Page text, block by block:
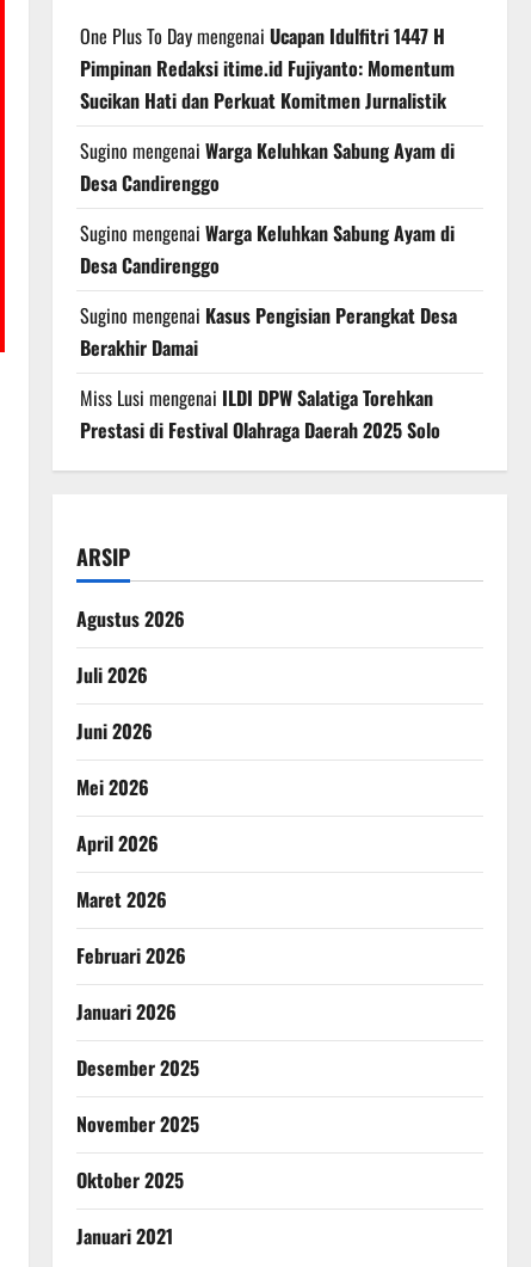
One Plus To Daymengenai Ucapan Idulfitri 1447 H
Pimpinan Redaksi itime.id Fujiyanto: Momentum
Sucikan Hati dan Perkuat Komitmen Jurnalistik
Sugino mengenai Warga Keluhkan Sabung Ayam di
Desa Candirenggo
Sugino mengenai Warga Keluhkan Sabung Ayam di
Desa Candirenggo
Sugino mengenai Kasus Pengisian Perangkat Desa
Berakhir Damai
Miss Lusi mengenai ILDI DPW Salatiga Torehkan
Prestasi di Festival Olahraga Daerah 2025 Solo
ARSIP
Agustus 2026
Juli 2026
Juni 2026
Mei 2026
April 2026
Maret 2026
Februari 2026
Januari 2026
Desember 2025
November 2025
Oktober 2025
Januari 2021